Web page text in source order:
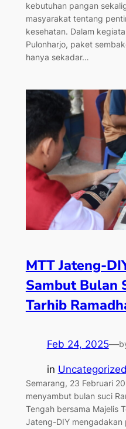
kebutuhan pangan
masyarakat tentang
kesehatan. Dalam
Pulonharjo, paket
hanya sekadar…
MTT Jateng-
Sambut Bulan
Tarhib
Feb 24, 2025—
in Uncategorized
Semarang, 23 Februari
menyambut bulan suci
Tengah bersama Majelis
Jateng-DIY mengadakan